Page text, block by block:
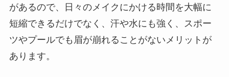
があるので、日々のメイクにかける時間を大幅に
短縮できるだけでなく、汗や水にも強く、スポー
ツやプールでも眉が崩れることがないメリットが
あります。